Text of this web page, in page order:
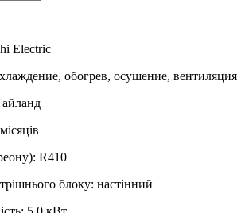
Electric
обогрев, осушение, вентиляция
: R410
блоку: настінний